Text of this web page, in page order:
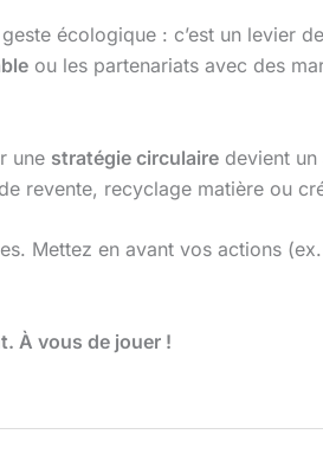
écologique : c’est un levier de
ou les partenariats avec des
une stratégie circulaire devient
revente, recyclage matière ou
Mettez en avant vos actions
À vous de jouer !